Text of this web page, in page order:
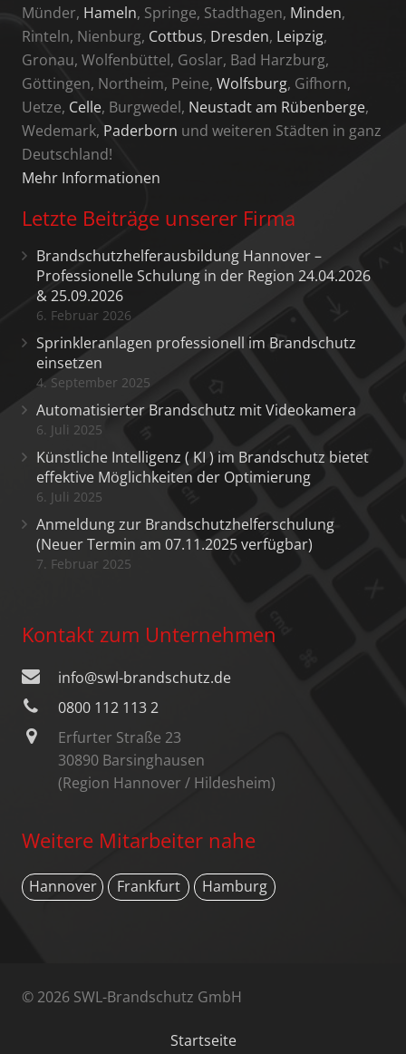
Münder, Hameln, Springe, Stadthagen, Minden,
Rinteln, Nienburg, Cottbus, Dresden, Leipzig,
Gronau, Wolfenbüttel, Goslar, Bad Harzburg,
Göttingen, Northeim, Peine, Wolfsburg, Gifhorn,
Uetze, Celle, Burgwedel, Neustadt am Rübenberge,
Wedemark, Paderborn und weiteren Städten in ganz
Deutschland!
Mehr Informationen
Letzte Beiträge unserer Firma
Brandschutzhelferausbildung Hannover –
Professionelle Schulung in der Region 24.04.2026
& 25.09.2026
6. Februar 2026
Sprinkleranlagen professionell im Brandschutz
einsetzen
4. September 2025
Automatisierter Brandschutz mit Videokamera
6. Juli 2025
Künstliche Intelligenz ( KI ) im Brandschutz bietet
effektive Möglichkeiten der Optimierung
6. Juli 2025
Anmeldung zur Brandschutzhelferschulung
(Neuer Termin am 07.11.2025 verfügbar)
7. Februar 2025
Kontakt zum Unternehmen
info@swl-brandschutz.de
0800 112 113 2
Erfurter Straße 23
30890 Barsinghausen
(Region Hannover / Hildesheim)
Weitere Mitarbeiter nahe
Hannover Frankfurt Hamburg
© 2026 SWL-Brandschutz GmbH
Startseite